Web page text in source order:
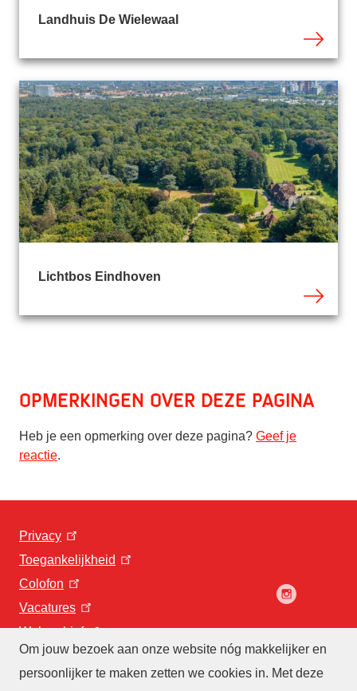
Om jouw bezoek aan onze website nóg makkelijker en
persoonlijker te maken zetten we cookies in. Met deze
Landhuis De Wielewaal
Lichtbos Eindhoven
Opmerkingen over deze pagina
Heb je een opmerking over deze pagina? Geef je
reactie.
Privacy
Toegankelijkheid
Colofon
Vacatures
Webarchief